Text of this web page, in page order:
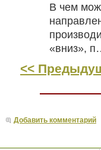
В чем
«вниз»,
<<
Добавить комментарий